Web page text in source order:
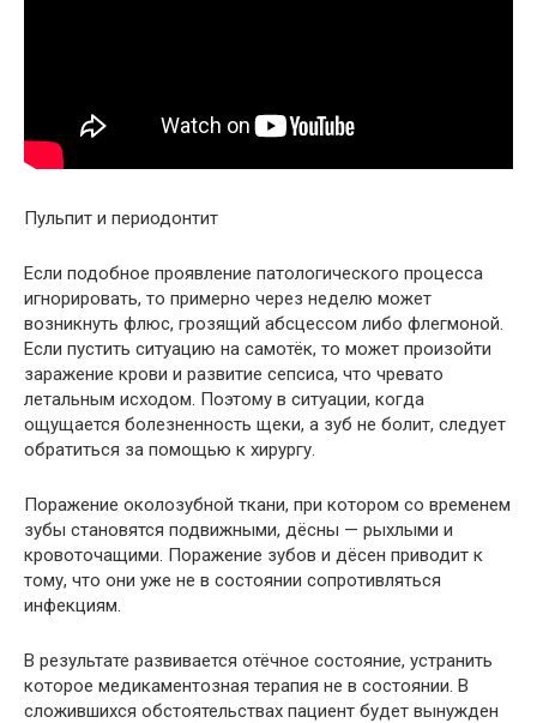
Пульпит и периодонтит
Если подобное проявление патологического процесса
игнорировать, то примерно через неделю может
возникнуть флюс, грозящий абсцессом либо флегмоной.
Если пустить ситуацию на самотёк, то может произойти
заражение крови и развитие сепсиса, что чревато
летальным исходом. Поэтому в ситуации, когда
ощущается болезненность щеки, а зуб не болит, следует
обратиться за помощью к хирургу.
Поражение околозубной ткани, при котором со временем
зубы становятся подвижными, дёсны — рыхлыми и
кровоточащими. Поражение зубов и дёсен приводит к
тому, что они уже не в состоянии сопротивляться
инфекциям.
В результате развивается отёчное состояние, устранить
которое медикаментозная терапия не в состоянии. В
сложившихся обстоятельствах пациент будет вынужден